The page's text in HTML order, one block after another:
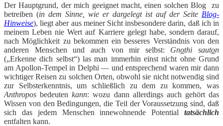
Der Hauptgrund, der mich geeignet macht, einen solchen Blog zu
betreiben (in dem Sinne, wie er dargelegt ist auf der Seite Blog-
Hinweise), liegt aber aus meiner Sicht insbesondere darin, daß ich in
meinem Leben nie Wert auf Karriere gelegt habe, sondern darauf,
nach Möglichkeit zu bekommen ein besseres Verständnis von den
anderen Menschen und auch von mir selbst: Gnothi sauton
(„Erkenne dich selbst“) las man immerhin einst nicht ohne Grund
am Apollon-Tempel in Delphi — und entsprechend waren mir dann
wichtiger Reisen zu solchen Orten, obwohl sie nicht notwendig sind
zur Selbsterkenntnis, um schließlich zu dem zu kommen, was
Anthropos bedeutenkann: wozu dann allerdings auch gehört das
Wissen von den Bedingungen, die Teil der Voraussetzung sind, daß
sich das jedem Menschen innewohnende Potential tatsächlich
entfalten kann.